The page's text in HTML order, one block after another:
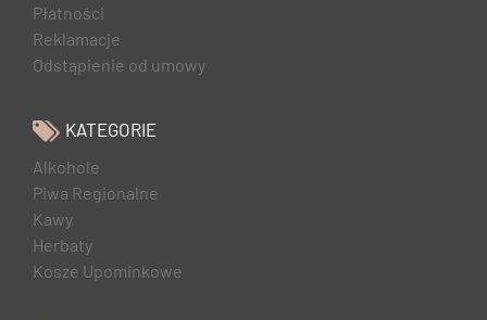
Płatności
Reklamacje
Odstąpienie od umowy
KATEGORIE
Alkohole
Piwa Regionalne
Kawy
Herbaty
Kosze Upominkowe